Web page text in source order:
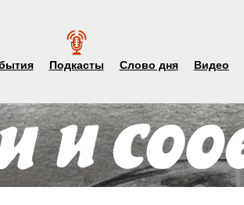
Подкасты Слово дня Видео